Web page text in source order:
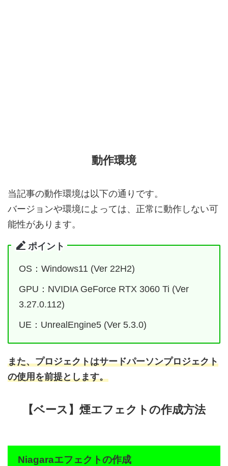
動作環境
当記事の動作環境は以下の通りです。
バージョンや環境によっては、正常に動作しない可
能性があります。
ポイント
OS：Windows11 (Ver 22H2)
GPU：NVIDIA GeForce RTX 3060 Ti (Ver
3.27.0.112)
UE：UnrealEngine5 (Ver 5.3.0)
また、プロジェクトはサードパーソンプロジェクト
の使用を前提とします。
【ベース】煙エフェクトの作成方法
Niagaraエフェクトの作成